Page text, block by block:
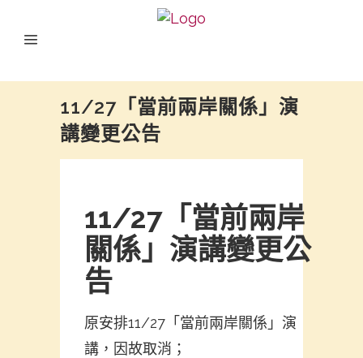
11/27「當前兩岸關係」演
講變更公告
11/27「當前兩岸
關係」演講變更公
告
原安排11/27「當前兩岸關係」演
講，因故取消；